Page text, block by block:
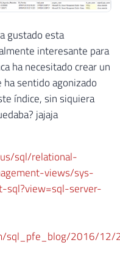
,
] ,
,
,
,
] -
] /
gustado esta
interesante para
ha necesitado crear un
sentido agonizado
índice, sin siquiera
jajaja
sql/relational-
views/sys-
sql?view=sql-server-
sql_pfe_blog/2016/